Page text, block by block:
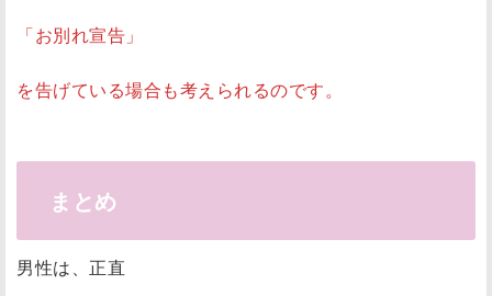
「お別れ宣告」
を告げている場合も考えられるのです。
まとめ
男性は、正直